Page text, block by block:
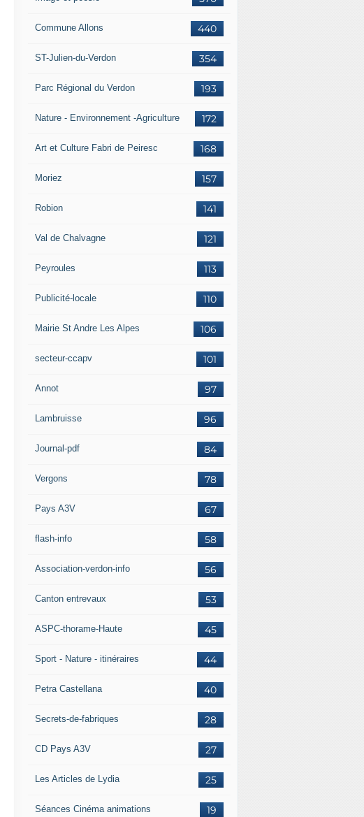
440
Commune Allons
354
ST-Julien-du-Verdon
193
Parc Régional du Verdon
172
Nature - Environnement -Agriculture
168
Art et Culture Fabri de Peiresc
157
Moriez
141
Robion
121
Val de Chalvagne
113
Peyroules
110
Publicité-locale
106
Mairie St Andre Les Alpes
101
secteur-ccapv
97
Annot
96
Lambruisse
84
Journal-pdf
78
Vergons
67
Pays A3V
58
flash-info
56
Association-verdon-info
53
Canton entrevaux
45
ASPC-thorame-Haute
44
Sport - Nature - itinéraires
40
Petra Castellana
28
Secrets-de-fabriques
27
CD Pays A3V
25
Les Articles de Lydia
19
Séances Cinéma animations